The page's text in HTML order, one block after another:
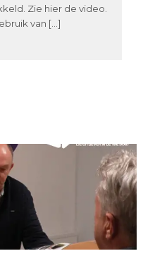
Zie hier de video.
van […]